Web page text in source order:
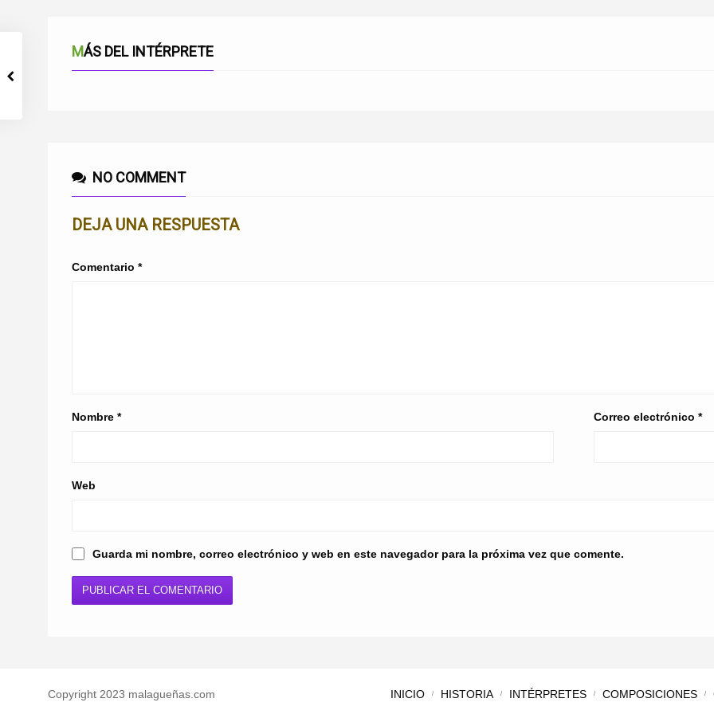
MÁS DEL INTÉRPRETE
NO COMMENT
DEJA UNA RESPUESTA
Comentario *
Nombre * Correo electrónico*
Web
Guarda mi nombre, correo electrónico y web en este navegador para la próxima vez que comente.
Copyright 2023 malagueñas.com INICIO HISTORIA INTÉRPRETES COMPOSICIONES